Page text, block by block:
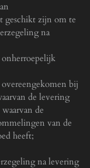
geschikt zijn om te
na
bij
de levering
de
van de
heeft;
na levering